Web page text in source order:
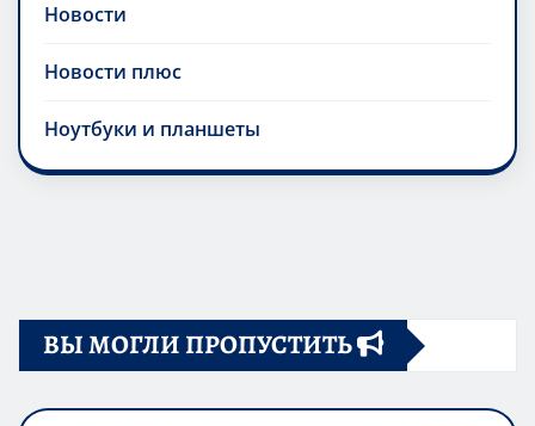
Новости
Новости плюс
Ноутбуки и планшеты
ВЫ МОГЛИ ПРОПУСТИТЬ